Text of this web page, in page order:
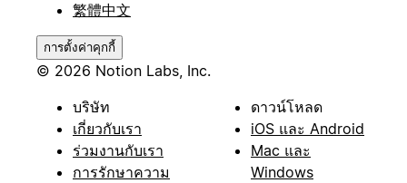
繁體中文
การตั้งค่าคุกกี้
© 2026 Notion Labs, Inc.
บริษัท
เกี่ยวกับเรา
ร่วมงานกับเรา
การรักษาความ
ดาวน์โหลด
iOS และ Android
Mac และ
Windows